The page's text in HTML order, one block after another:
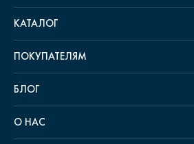
КАТАЛОГ
ПОКУПАТЕЛЯМ
БЛОГ
О НАС